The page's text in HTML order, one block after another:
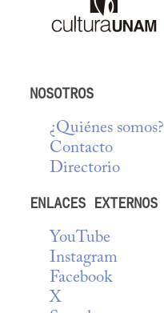
NOSOTROS
¿Quiénes somos?
Contacto
Directorio
ENLACES EXTERNOS
YouTube
Instagram
Facebook
X